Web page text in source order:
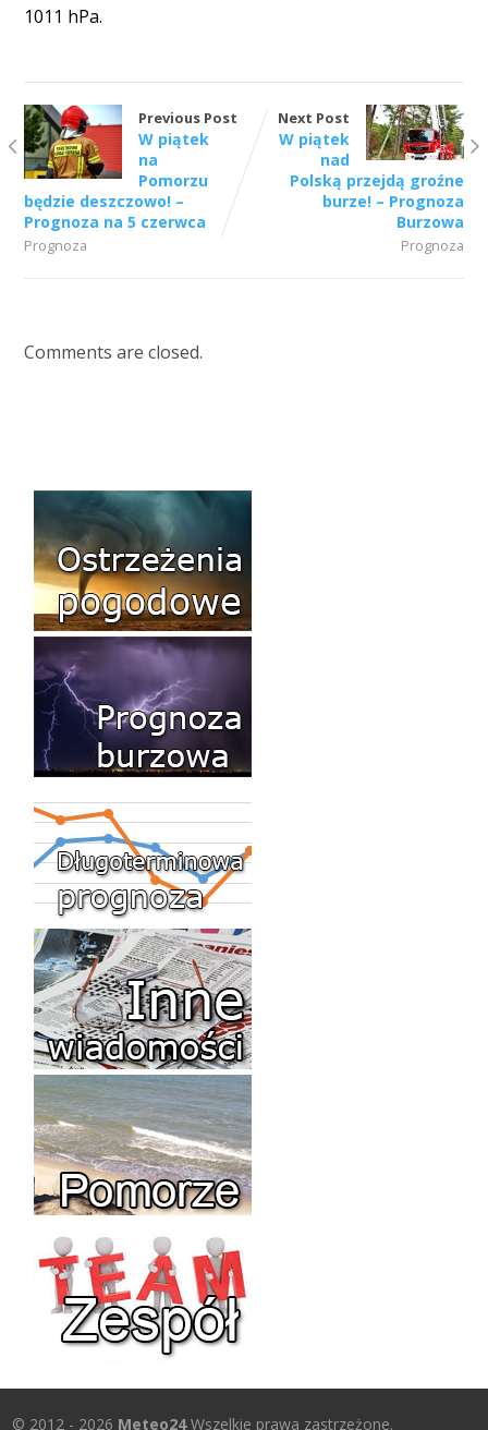
1011 hPa.
Previous Post
W piątek
na
Pomorzu
będzie deszczowo! –
Prognoza na 5 czerwca
Prognoza
Next Post
W piątek
nad
Polską przejdą groźne
burze! – Prognoza
Burzowa
Prognoza
Comments are closed.
© 2012 - 2026 Meteo24Wszelkie prawa zastrzeżone.